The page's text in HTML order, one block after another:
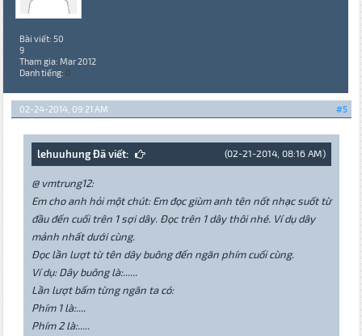
Bài viết: 50
9
Tham gia: Mar 2012
Danh tiếng: 0
#5
02-24-2014, 09:21 AM
(02-21-2014, 08:16 AM)
lehuuhung Đã viết:
@ vmtrung12:
Em cho anh hỏi một chút: Em đọc giùm anh tên nốt nhạc suốt từ
đầu đến cuối trên 1 sợi dây. Đọc trên 1 dây thôi nhé. Ví dụ dây
mảnh nhất dưới cùng.
Đọc lần lượt từ tên dây buông đến ngăn phím cuối cùng.
Ví dụ: Dây buông là:......
Lần lượt bấm từng ngăn ta có:
Phím 1 là:....
Phím 2 là:.....